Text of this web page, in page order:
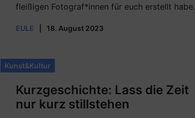
fleißigen Fotograf*innen für euch erstellt habe.
EULE 18. August 2023
Kunst&Kultur
Kurzgeschichte: Lass die Zeit
nur kurz stillstehen